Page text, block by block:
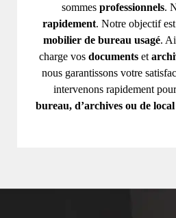
sommes professionnels.
rapidement. Notre objectif
mobilier de bureau usagé.
charge vos documentset
nous garantissons votre
intervenons rapidement
bureau, d’archives ou de